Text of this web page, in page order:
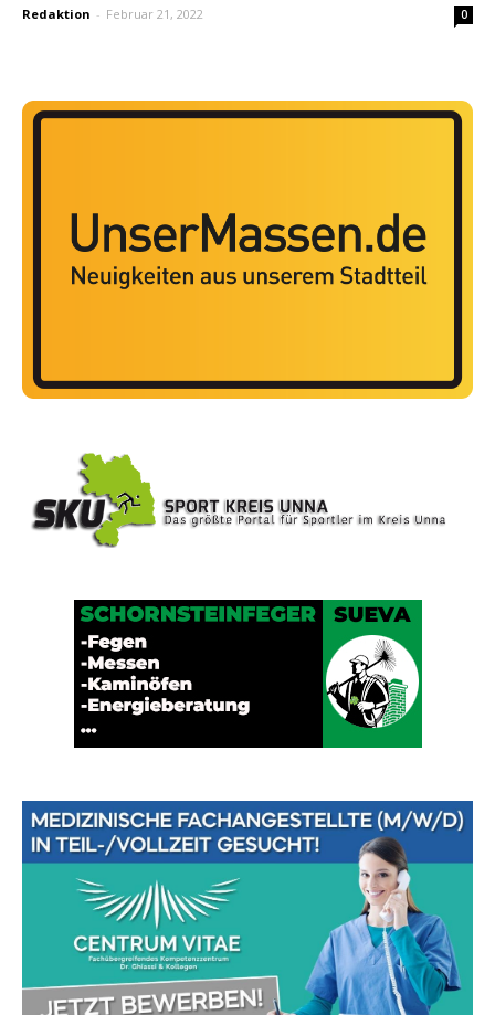
Redaktion - Februar 21, 2022 0